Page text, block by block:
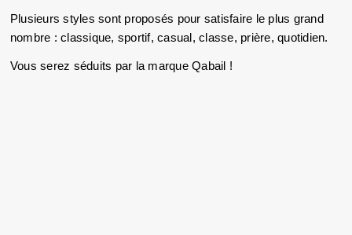
Plusieurs styles sont proposés pour satisfaire le plus grand
nombre : classique, sportif, casual, classe, prière, quotidien.
Vous serez séduits par la marque Qabail !